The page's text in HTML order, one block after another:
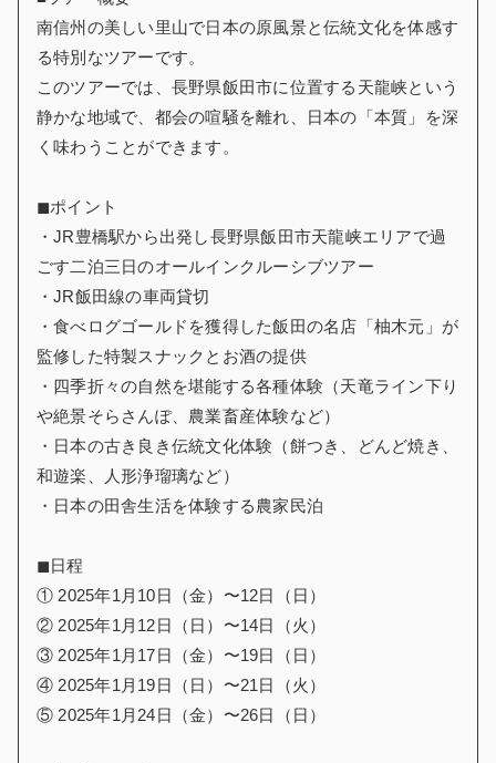
南信州の美しい里山で日本の原風景と伝統文化を体感す
る特別なツアーです。
このツアーでは、長野県飯田市に位置する天龍峡という
静かな地域で、都会の喧騒を離れ、日本の「本質」を深
く味わうことができます。
◼︎ポイント
・JR豊橋駅から出発し長野県飯田市天龍峡エリアで過
ごす二泊三日のオールインクルーシブツアー
・JR飯田線の車両貸切
・食べログゴールドを獲得した飯田の名店「柚木元」が
監修した特製スナックとお酒の提供
・四季折々の自然を堪能する各種体験（天竜ライン下り
や絶景そらさんぽ、農業畜産体験など）
・日本の古き良き伝統文化体験（餅つき、どんど焼き、
和遊楽、人形浄瑠璃など）
・日本の田舎生活を体験する農家民泊
◼︎日程
① 2025年1月10日（金）〜12日（日）
② 2025年1月12日（日）〜14日（火）
③ 2025年1月17日（金）〜19日（日）
④ 2025年1月19日（日）〜21日（火）
⑤ 2025年1月24日（金）〜26日（日）